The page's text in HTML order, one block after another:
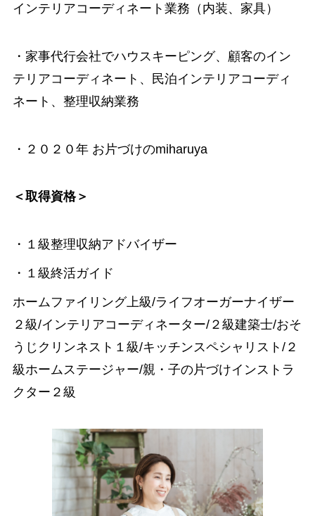
インテリアコーディネート業務（内装、家具）
・家事代行会社でハウスキーピング、顧客のイン
テリアコーディネート、民泊インテリアコーディ
ネート、整理収納業務
・２０２０年 お片づけのmiharuya
＜取得資格＞
・１級整理収納アドバイザー
・１級終活ガイド
ホームファイリング上級/ライフオーガーナイザー
２級/インテリアコーディネーター/２級建築士/おそ
うじクリンネスト１級/キッチンスペシャリスト/２
級ホームステージャー/親・子の片づけインストラ
クター２級